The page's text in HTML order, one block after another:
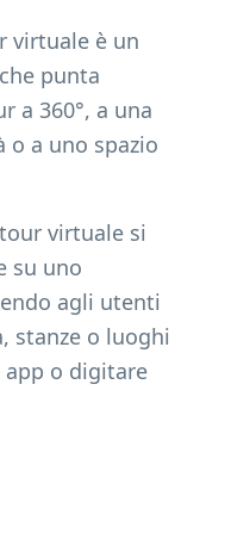
virtuale è un
punta
a 360°, a una
a uno spazio
virtuale si
su uno
agli utenti
stanze o luoghi
app o digitare